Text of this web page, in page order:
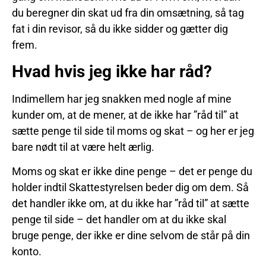
du beregner din skat ud fra din omsætning, så tag
fat i din revisor, så du ikke sidder og gætter dig
frem.
Hvad hvis jeg ikke har råd?
Indimellem har jeg snakken med nogle af mine
kunder om, at de mener, at de ikke har ”råd til” at
sætte penge til side til moms og skat – og her er jeg
bare nødt til at være helt ærlig.
Moms og skat er ikke dine penge – det er penge du
holder indtil Skattestyrelsen beder dig om dem. Så
det handler ikke om, at du ikke har ”råd til” at sætte
penge til side – det handler om at du ikke skal
bruge penge, der ikke er dine selvom de står på din
konto.